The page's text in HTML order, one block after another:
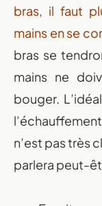
bras, il faut
mains en se
bras se
mains ne
bouger.
n’est pas très
parlera peut-